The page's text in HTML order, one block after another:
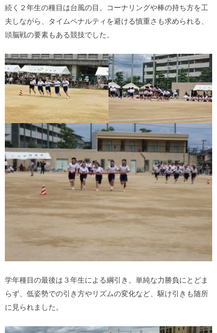
続く２年生の種目は台風の目。コーナリングや棒の持ち方を工
夫しながら、タイムペナルティを避ける慎重さも求められる、
頭脳戦の要素もある競技でした。
学年種目の最後は３年生による綱引き。単純な力勝負にとどま
らず、低姿勢での引き方やリズムの変化など、駆け引きも随所
に見られました。